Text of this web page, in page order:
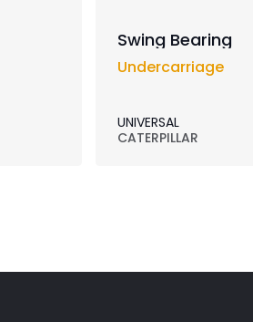
Swing Bearing
Undercarriage
UNIVERSAL
CATERPILLAR